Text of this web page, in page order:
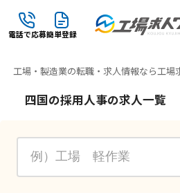
電話で応募簡単登録
工場・製造業の転職・求人情報なら工場
四国の採用人事の求人一覧